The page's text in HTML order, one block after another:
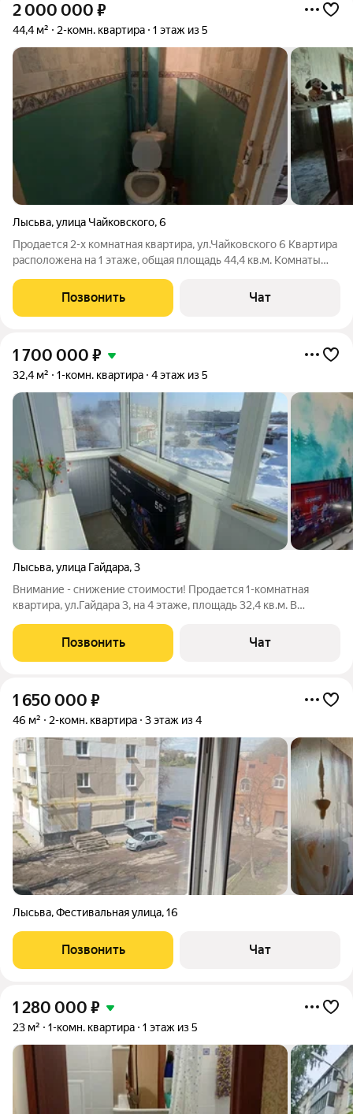
2 000 000 ₽
44,4 м² 2-комн. квартира 1 этаж из 5
Лысьва,улица Чайковского,6
Продается 2-х комнатная квартира, ул.Чайковского 6 Квартира
расположена на 1 этаже, общая площадь 44,4 кв.м. Комнаты
собственник. Стоимость 2 000 000 руб.
Позвонить Чат
1 700 000 ₽
32,4 м² 1-комн. квартира 4 этаж из 5
Лысьва,улица Гайдара,3
Внимание - снижение стоимости! Продается 1-комнатная
квартира, ул.Гайдара 3, на 4 этаже, площадь 32,4 кв.м. В
обшит внутри; в комнате натяжной потолок, новый линолеум.
Рассмотрим обмен на 2-х
Позвонить Чат
1 650 000 ₽
46 м² 2-комн. квартира 3 этаж из 4
Лысьва,Фестивальная улица,16
Позвонить Чат
1 280 000 ₽
23 м² 1-комн. квартира 1 этаж из 5